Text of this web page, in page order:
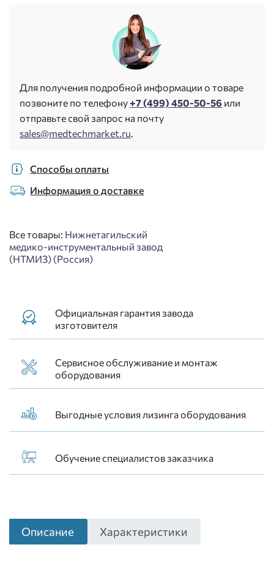
Для получения подробной информации о товаре
позвоните по телефону+7 (499) 450-50-56 или
отправьте свой запрос на почту
sales@medtechmarket.ru.
Способы оплаты
Информация о доставке
Все товары: Нижнетагильский
медико-инструментальный завод
(НТМИЗ) (Россия)
Официальная гарантия завода
изготовителя
Сервисное обслуживание и монтаж
оборудования
Выгодные условия лизинга оборудования
Обучение специалистов заказчика
Описание Характеристики